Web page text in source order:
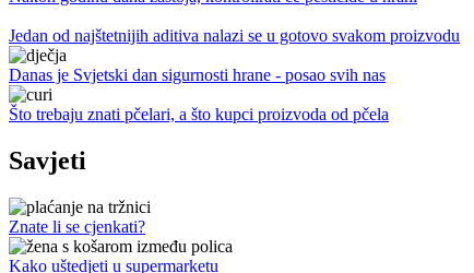
Jedan od najštetnijih aditiva nalazi se u gotovo svakom proizvodu
Danas je Svjetski dan sigurnosti hrane - posao svih nas
Što trebaju znati pčelari, a što kupci proizvoda od pčela
Savjeti
Znate li se cjenkati?
Kako uštedjeti u supermarketu